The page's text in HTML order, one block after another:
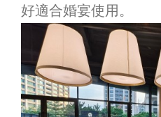
好適合婚宴使用。